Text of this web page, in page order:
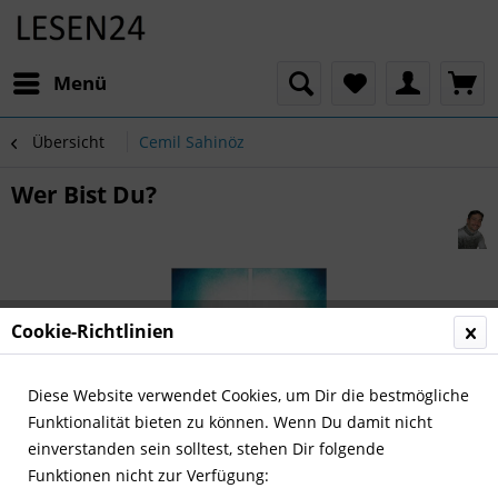
Menü
Übersicht Cemil Sahinöz
Wer Bist Du?
Cookie-Richtlinien
Diese Website verwendet Cookies, um Dir die bestmögliche
Funktionalität bieten zu können. Wenn Du damit nicht
einverstanden sein solltest, stehen Dir folgende
Funktionen nicht zur Verfügung: